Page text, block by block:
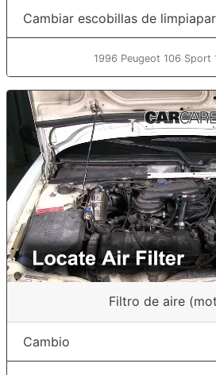
Cambiar escobillas de
1996 Peugeot 106 Sport
Filtro de aire
Cambio